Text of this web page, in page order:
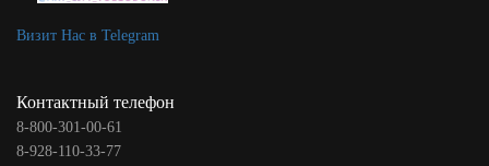
Визит Нас в Telegram
Контактный телефон
8-800-301-00-61
8-928-110-33-77